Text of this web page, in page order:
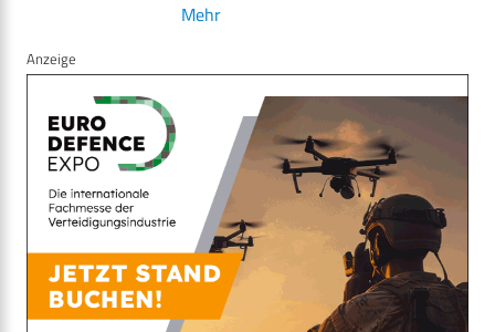
Mehr
Anzeige